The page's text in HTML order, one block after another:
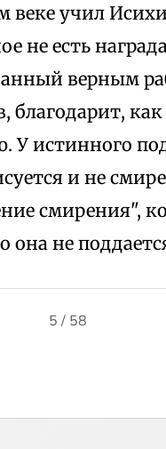
учил
не есть награда
верным
благодарит,
У истинного
и не
смирения",
она не
5 / 58